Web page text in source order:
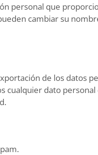
personal que
cambiar su
de los datos
dato